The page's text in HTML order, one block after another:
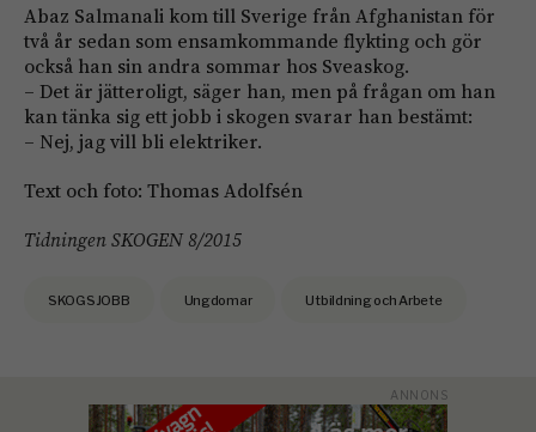
Abaz Salmanali kom till Sverige från Afghanistan för
två år sedan som ensamkommande flykting och gör
också han sin andra sommar hos Sveaskog.
– Det är jätteroligt, säger han, men på frågan om han
kan tänka sig ett jobb i skogen svarar han bestämt:
– Nej, jag vill bli elektriker.
Text och foto: Thomas Adolfsén
Tidningen SKOGEN 8/2015
SKOGSJOBB Ungdomar Utbildning och Arbete